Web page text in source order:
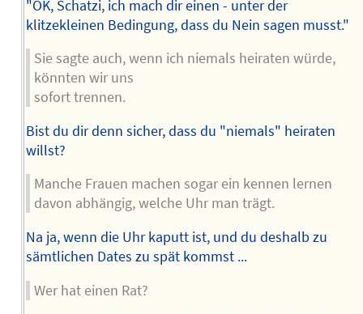
"OK, Schatzi, ich mach dir einen - unter der
klitzekleinen Bedingung, dass du Nein sagen musst."
Sie sagte auch, wenn ich niemals heiraten würde,
könnten wir uns
sofort trennen.
Bist du dir denn sicher, dass du "niemals" heiraten
willst?
Manche Frauen machen sogar ein kennen lernen
davon abhängig, welche Uhr man trägt.
Na ja, wenn die Uhr kaputt ist, und du deshalb zu
sämtlichen Dates zu spät kommst ...
Wer hat einen Rat?